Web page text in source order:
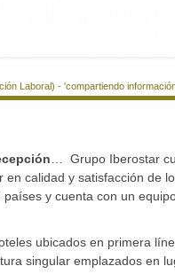
Laboral) - 'compartiendo
… Grupo Iberostar
calidad y satisfacción de
y cuenta con un
ubicados en primera
singular emplazados en